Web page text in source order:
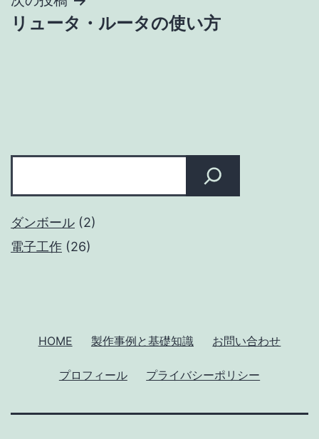
ビ
リュータ・ルータの使い方
ダンボール (2)
電子工作 (26)
HOME 製作事例と基礎知識 お問い合わせ
プロフィール プライバシーポリシー